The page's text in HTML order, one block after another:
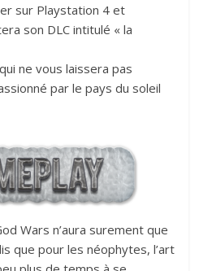
sur Playstation 4 et
son DLC intitulé « la
ne vous laissera pas
par le pays du soleil
Wars n’aura surement que
que pour les néophytes, l’art